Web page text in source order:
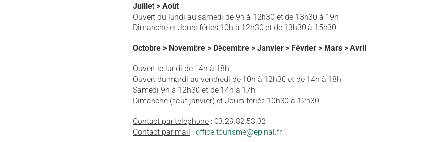
Juillet > Août
Ouvert du lundi au samedi de 9h à 12h30 et de 13h30 à 19h
Dimanche et Jours fériés 10h à 12h30 et de 13h30 à 15h30
Octobre > Novembre > Décembre > Janvier > Février > Mars > Avril
Ouvert le lundi de 14h à 18h
Ouvert du mardi au vendredi de 10h à 12h30 et de 14h à 18h
Samedi 9h à 12h30 et de 14h à 17h
Dimanche (sauf janvier) et Jours fériés 10h30 à 12h30
Contact par téléphone : 03.29.82.53.32
Contact par mail : office.tourisme@epinal.fr